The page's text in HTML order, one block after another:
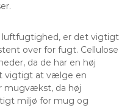
luftfugtighed, er det vigtigt
over for fugt. Cellulose
da de har en høj
vigtigt at vælge en
mugvækst, da høj
miljø for mug og